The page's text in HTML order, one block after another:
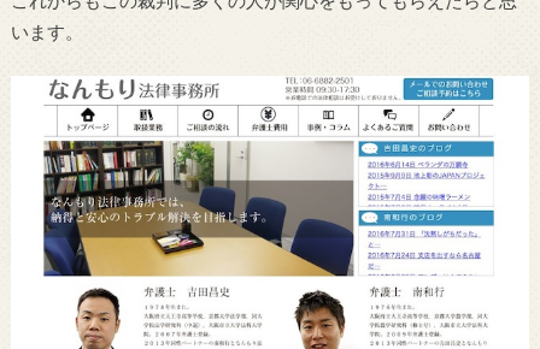
います。